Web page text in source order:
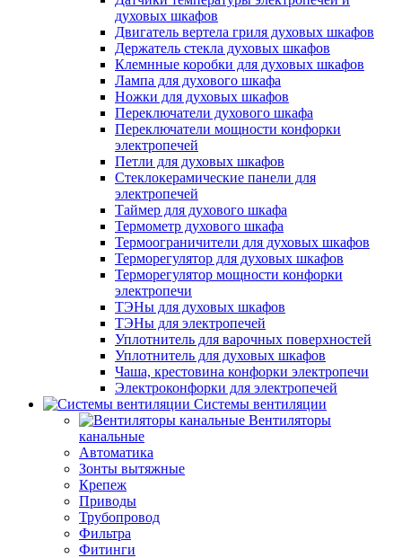
духовых шкафов
Двигатель вертела гриля духовых шкафов
Держатель стекла духовых шкафов
Клемнные коробки для духовых шкафов
Лампа для духового шкафа
Ножки для духовых шкафов
Переключатели духового шкафа
Переключатели мощности конфорки
электропечей
Петли для духовых шкафов
Стеклокерамические панели для
электропечей
Таймер для духового шкафа
Термометр духового шкафа
Термоограничители для духовых шкафов
Терморегулятор для духовых шкафов
Терморегулятор мощности конфорки
электропечи
ТЭНы для духовых шкафов
ТЭНы для электропечей
Уплотнитель для варочных поверхностей
Уплотнитель для духовых шкафов
Чаша, крестовина конфорки электропечи
Электроконфорки для электропечей
Системы вентиляции
Вентиляторы
канальные
Автоматика
Зонты вытяжные
Крепеж
Приводы
Трубопровод
Фильтра
Фитинги